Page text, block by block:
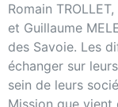
Romain
et Guillaume
des Savoie. Les
échanger sur
sein de leurs